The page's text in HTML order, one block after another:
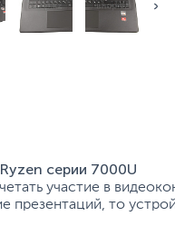
серии 7000U
участие в
презентаций, то